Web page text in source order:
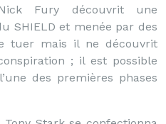
Fury découvrit une
SHIELD et menée par des
tuer mais il ne découvrit
; il est possible
des premières phases